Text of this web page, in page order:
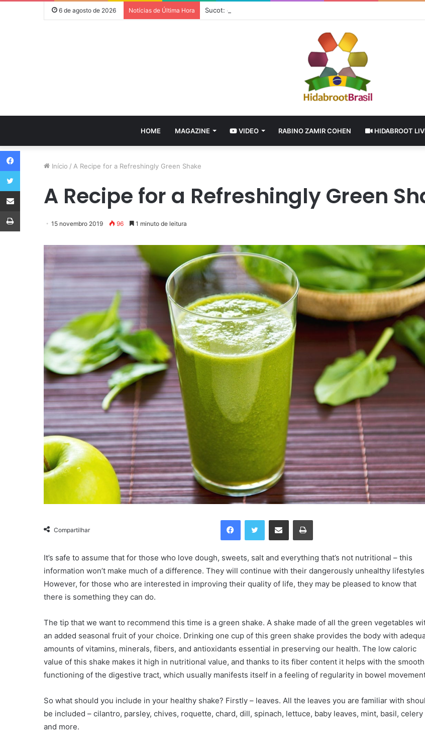
6 de agosto de 2026 Notícias de Última Hora Sucot: o tempo de nossa alegria
HOME MAGAZINE VIDEO RABINO ZAMIR COHEN HIDABROOT
Início / A Recipe for a Refreshingly Green Shake
A Recipe for a Refreshingly Green
15 novembro 2019 96 1 minuto de leitura
Compartilhar
Facebook Twitter Compartilhar via e-mail Imprimir
It’s safe to assume that for those who love dough, sweets, salt and everything that’s not nutritional – this
information won’t make much of a difference. They will continue with their dangerously unhealthy
However, for those who are interested in improving their quality of life, they may be pleased to know that
there is something they can do.
The tip that we want to recommend this time is a green shake. A shake made of all the green vegetables
an added seasonal fruit of your choice. Drinking one cup of this green shake provides the body with
amounts of vitamins, minerals, fibers, and antioxidants essential in preserving our health. The low caloric
value of this shake makes it high in nutritional value, and thanks to its fiber content it helps with the smooth
functioning of the digestive tract, which usually manifests itself in a feeling of regularity in bowel
So what should you include in your healthy shake? Firstly – leaves. All the leaves you are familiar with
be included – cilantro, parsley, chives, roquette, chard, dill, spinach, lettuce, baby leaves, mint, basil, celery
and more.